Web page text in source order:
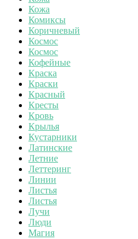
Кожа
Комиксы
Коричневый
Космос
Космос
Кофейные
Краска
Краски
Красный
Кресты
Кровь
Крылья
Кустарники
Латинские
Летние
Леттеринг
Линии
Листья
Листья
Лучи
Люди
Магия